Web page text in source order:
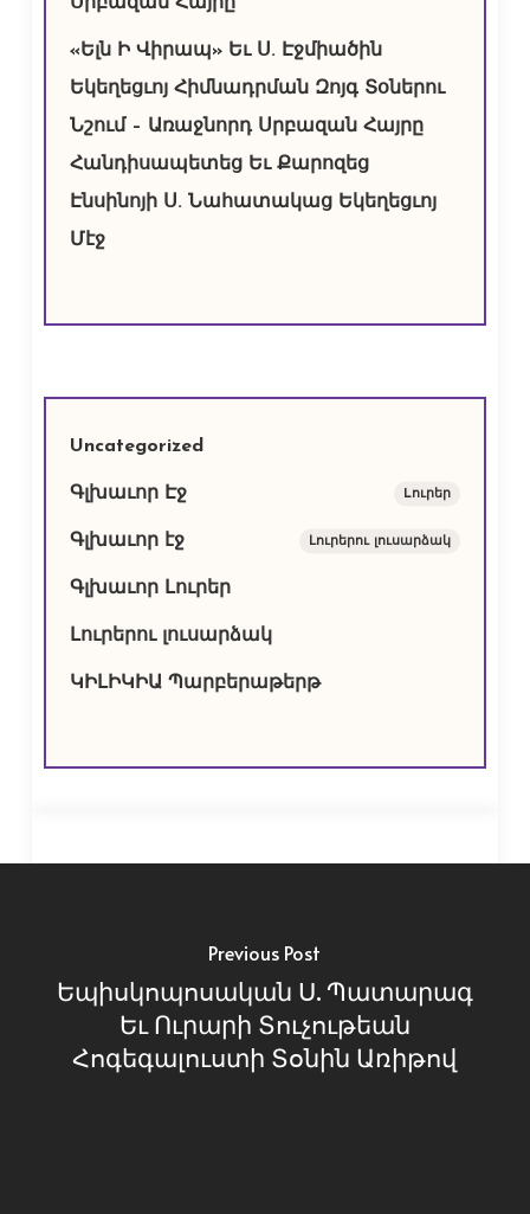
«Ելն Ի Վիրապ» Եւ Ս. Էջմիածին
Եկեղեցւոյ Հիմնադրման Զոյգ Տօներու
Նշում – Առաջնորդ Սրբազան Հայրը
Հանդիսապետեց Եւ Քարոզեց
Էնսինոյի Ս. Նահատակաց Եկեղեցւոյ
Մէջ
Uncategorized
Գլխաւոր Էջ Lուրեր
Գլխաւոր էջ Լուրերու լուսարձակ
Գլխաւոր Լուրեր
Լուրերու լուսարձակ
ԿԻԼԻԿԻԱ Պարբերաթերթ
Previous Post
Եպիսկոպոսական Ս. Պատարագ
Եւ Ուրարի Տուչութեան
Հոգեգալուստի Տօնին Առիթով